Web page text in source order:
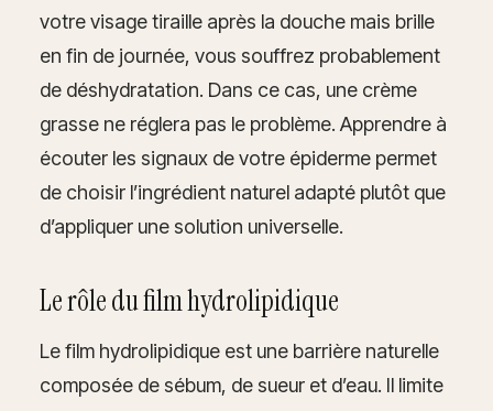
votre visage tiraille après la douche mais brille
en fin de journée, vous souffrez probablement
de déshydratation. Dans ce cas, une crème
grasse ne réglera pas le problème. Apprendre à
écouter les signaux de votre épiderme permet
de choisir l’ingrédient naturel adapté plutôt que
d’appliquer une solution universelle.
Le rôle du film hydrolipidique
Le film hydrolipidique est une barrière naturelle
composée de sébum, de sueur et d’eau. Il limite